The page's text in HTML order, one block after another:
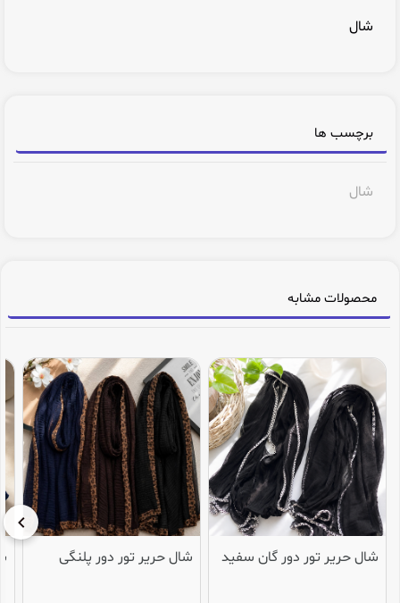
شال
برچسب ها
شال
محصولات مشابه
شال حریر تور دور گان سفید شال حریر تور دور پلنگی